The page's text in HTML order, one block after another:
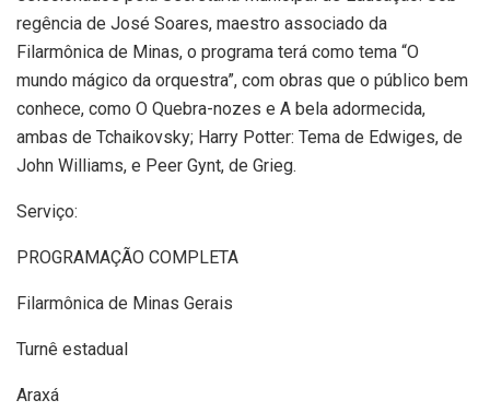
regência de José Soares, maestro associado da
Filarmônica de Minas, o programa terá como tema “O
mundo mágico da orquestra”, com obras que o público bem
conhece, como O Quebra-nozes e A bela adormecida,
ambas de Tchaikovsky; Harry Potter: Tema de Edwiges, de
John Williams, e Peer Gynt, de Grieg.
Serviço:
PROGRAMAÇÃO COMPLETA
Filarmônica de Minas Gerais
Turnê estadual
Araxá